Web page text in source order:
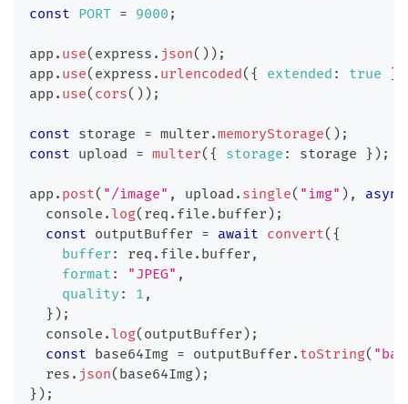
const PORT = 9000 ;
app . use( express . json( ) ) ;
app . use( express . urlencoded ( { extended : true }
app . use( cors( ) ) ;
const storage = multer .memoryStorage( ) ;
const upload = multer( { storage : storage } ) ;
app . post( "/image" , upload . single( "img" ) ,
async
console . log( req . file . buffer ) ;
const outputBuffer = await convert( {
buffer : req . file . buffer ,
format : "JPEG" ,
quality : 1 ,
} ) ;
console . log( outputBuffer ) ;
const base64Img = outputBuffer . toString(
  res
. json( base64Img ) ;
} ) ;